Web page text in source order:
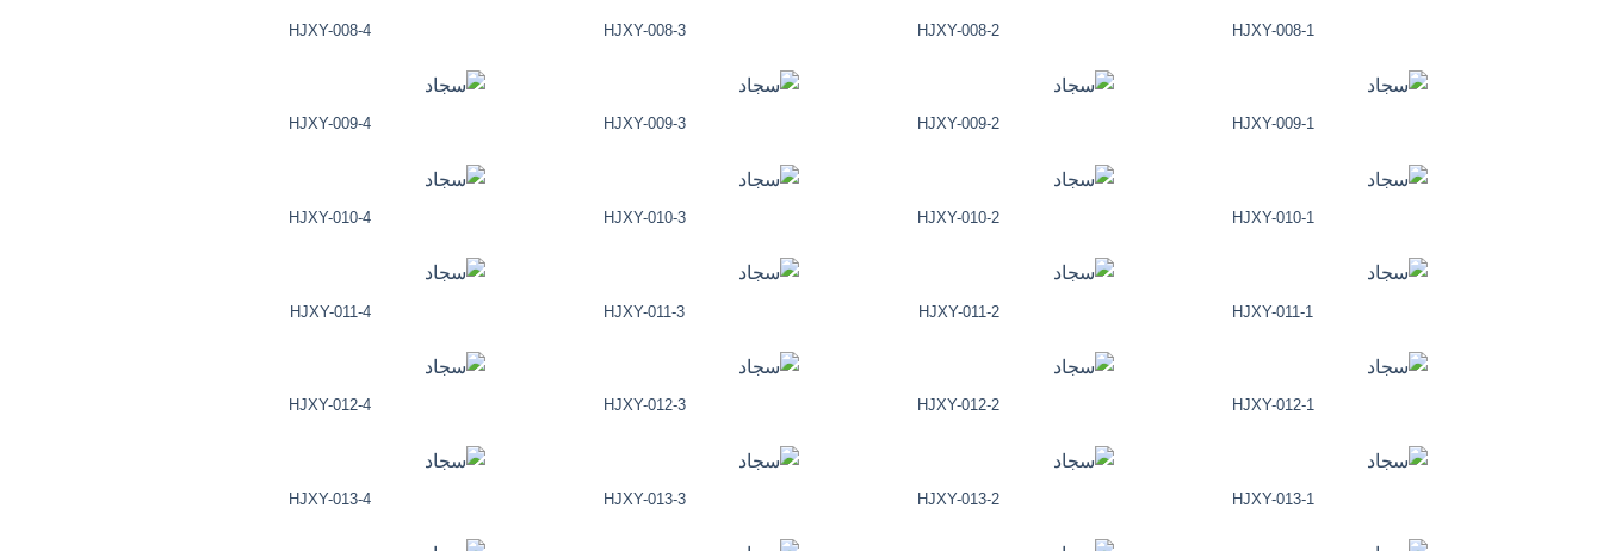
HJXY-008-1
HJXY-008-2
HJXY-008-3
HJXY-008-4
HJXY-009-1
HJXY-009-2
HJXY-009-3
HJXY-009-4
HJXY-010-1
HJXY-010-2
HJXY-010-3
HJXY-010-4
HJXY-011-1
HJXY-011-2
HJXY-011-3
HJXY-011-4
HJXY-012-1
HJXY-012-2
HJXY-012-3
HJXY-012-4
HJXY-013-1
HJXY-013-2
HJXY-013-3
HJXY-013-4